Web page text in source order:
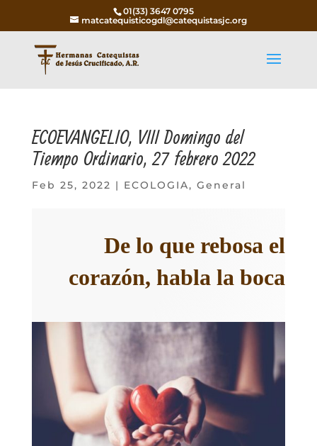
01(33) 3647 0795
matcatequisticogdl@catequistasjc.org
ECOEVANGELIO, VIII Domingo del
Tiempo Ordinario, 27 febrero 2022
Feb 25, 2022 | ECOLOGIA, General
De lo que rebosa el
corazón, habla la boca